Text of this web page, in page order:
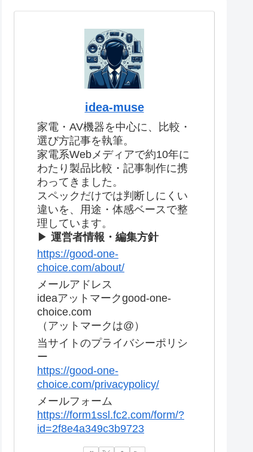
idea-muse
家電・AV機器を中心に、比較・
選び方記事を執筆。
家電系Webメディアで約10年に
わたり製品比較・記事制作に携
わってきました。
スペックだけでは判断しにくい
違いを、用途・体感ベースで整
理しています。
▶ 運営者情報・編集方針
https://good-one-
choice.com/about/
メールアドレス
ideaアットマークgood-one-
choice.com
（アットマークは@）
当サイトのプライバシーポリシ
ー
https://good-one-
choice.com/privacypolicy/
メールフォーム
https://form1ssl.fc2.com/form/?
id=2f8e4a349c3b9723